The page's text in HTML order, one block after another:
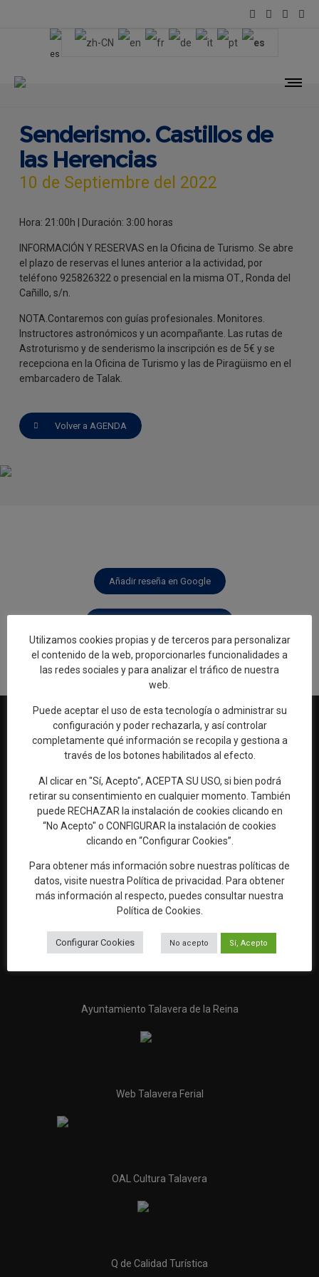
Senderismo. Castillos de
las Herencias
10 de Septiembre del 2022
Hora: 21:00h | Duración: 3:00 horas
INFORMACIÓN Y RESERVAS en la Oficina de Turismo. Se abre
el plazo de reservas el lunes anterior a la actividad, por
teléfono 925826322 o presencial en la misma OT., Ronda del
Cañillo, s/n.
NOTA.Contaremos con guías profesionales. Monitores.
Instructores astronómicos y un acompañante. Las rutas de
Astroturismo y de senderismo la inscripción es de 5€ y se
recepciona en la Oficina de Turismo y las de Piragüismo en el
embarcadero de Talak.
Volver a AGENDA
Añadir reseña en Google
Web oficial de Turismo del Excmo. Ayuntamiento de Talavera de
la Reina
OFICINA DE TURISMO
Ronda del Cañillo, s/n
45600 Talavera de la Reina (Toledo)
Email: oficinaturismo@talavera.org
925 82 63 22
Ayuntamiento Talavera de la Reina
Web Talavera Ferial
OAL Cultura Talavera
Q de Calidad Turística
Utilizamos cookies propias y de terceros para personalizar
el contenido de la web, proporcionarles funcionalidades a
las redes sociales y para analizar el tráfico de nuestra
web.
Puede aceptar el uso de esta tecnología o administrar su
configuración y poder rechazarla, y así controlar
completamente qué información se recopila y gestiona a
través de los botones habilitados al efecto.
Al clicar en "Sí, Acepto", ACEPTA SU USO, si bien podrá
retirar su consentimiento en cualquier momento. También
puede RECHAZAR la instalación de cookies clicando en
“No Acepto" o CONFIGURAR la instalación de cookies
clicando en “Configurar Cookies”.
Para obtener más información sobre nuestras políticas de
datos, visite nuestra Política de privacidad. Para obtener
más información al respecto, puedes consultar nuestra
Política de Cookies.
Configurar Cookies No acepto Sí, Acepto